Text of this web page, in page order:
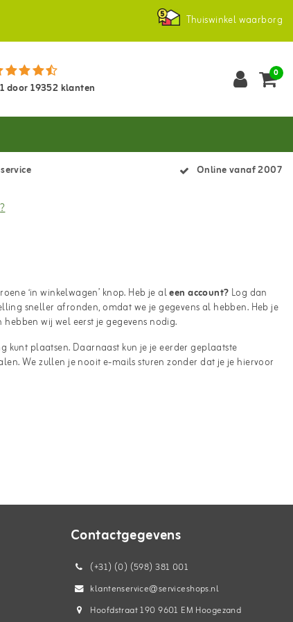
Thuiswinkel waarborg
door19352klanten
0
Online vanaf 2007
‘in winkelwagen’ knop. Heb je aleen account? Log dan
sneller afronden, omdat we je gegevens al hebben. Heb je
wij wel eerst je gegevens nodig.
kunt plaatsen. Daarnaast kun je je eerder geplaatste
We zullen je nooit e-mails sturen zonder dat je je hiervoor
Contactgegevens
(+31) (0) (598) 381 001
klantenservice@serviceshops.nl
Hoofdstraat 190 9601 EM Hoogezand